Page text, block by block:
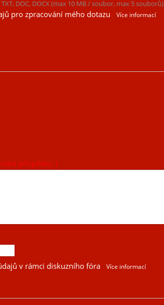
TXT, DOC, DOCX (max 10 MB / soubor, max 5 souborů)
pro zpracování mého dotazu Více informací
příspěvku. )
v rámci diskuzního fóra Více informací